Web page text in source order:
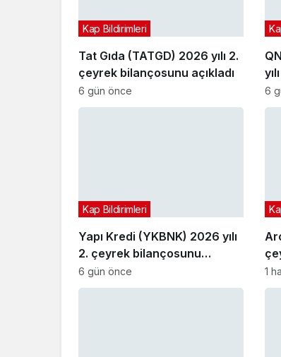
Tat Gıda (TATGD) 2026 yılı 2.
çeyrek bilançosunu açıkladı
Kap Bildirimleri
6 gün önce 6
Yapı Kredi (YKBNK) 2026 yılı
2. çeyrek bilançosunu
açıkladı
Kap Bildirimleri
6 gün önce 1